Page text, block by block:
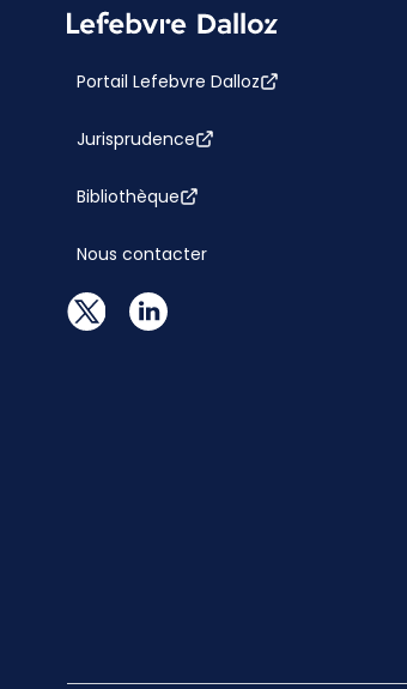
Portail Lefebvre Dalloz
Jurisprudence
Bibliothèque
Nous contacter